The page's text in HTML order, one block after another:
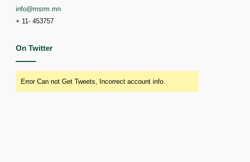
info@msrm.mn
+ 11- 453757
On Twitter
Error Can not Get Tweets, Incorrect account info.